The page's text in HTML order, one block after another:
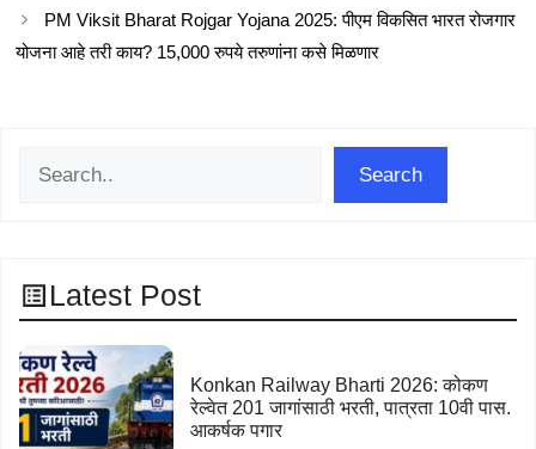
PM Viksit Bharat Rojgar Yojana 2025: पीएम विकसित भारत रोजगार
योजना आहे तरी काय? 15,000 रुपये तरुणांना कसे मिळणार
Search
Latest Post
Konkan Railway Bharti 2026: कोकण
रेल्वेत 201 जागांसाठी भरती, पात्रता 10वी पास.
आकर्षक पगार